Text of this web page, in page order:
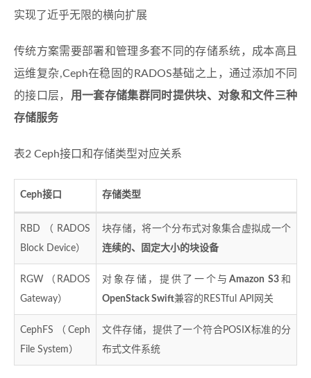
实现了近乎无限的横向扩展
传统方案需要部署和管理多套不同的存储系统，成本高且
运维复杂,Ceph在稳固的RADOS基础之上，通过添加不同
的接口层， 用一套存储集群同时提供块、对象和文件三种
存储服务
表2 Ceph接口和存储类型对应关系
Ceph接口 存储类型
RBD（RADOS
Block Device）
块存储，将一个分布式对象集合虚拟成一个
连续的、固定大小的块设备
RGW（RADOS
Gateway）
对象存储，提供了一个与 Amazon S3 和
OpenStack Swift兼容的RESTful API网关
CephFS（Ceph
File System）
文件存储，提供了一个符合POSIX标准的分
布式文件系统